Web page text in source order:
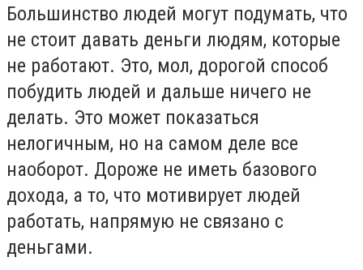
Большинство людей могут подумать, что
не стоит давать деньги людям, которые
не работают. Это, мол, дорогой способ
побудить людей и дальше ничего не
делать. Это может показаться
нелогичным, но на самом деле все
наоборот. Дороже не иметь базового
дохода, а то, что мотивирует людей
работать, напрямую не связано с
деньгами.